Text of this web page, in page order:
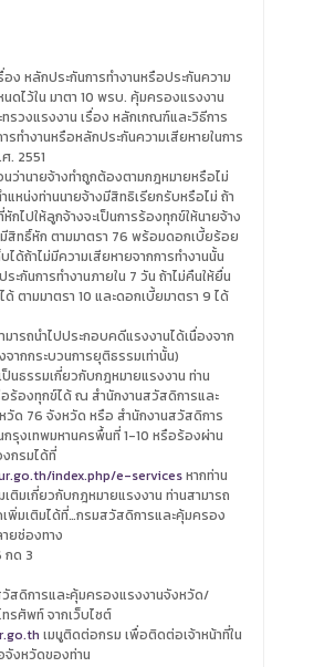
ง หลักประกันการทำงานหรือประกันความ
ดไว้ใน มาตา 10 พรบ. คุ้มครองแรงงาน
รวงแรงงาน เรื่อง หลักเกณฑ์และวิธีการ
รทำงานหรือหลักประกันความเสียหายในการ
. 2551
านายจ้างทำถูกต้องตามกฎหมายหรือไม่
หน่งท่านนายจ้างมีสิทธิเรียกรับหรือไม่ ถ้า
กไปให้ลูกจ้างจะเป็นการร้องทุกข์ให้นายจ้าง
สิทธิ์หัก ตามมาตรา 76 พร้อมดอกเบี้ยร้อย
ได้ถ้าไม่มีความเสียหายจากการทำงานนั้น
ะกันการทำงานภายใน 7 วัน ถ้าไม่คืนให้ยื่น
ด้ ตามมาตรา 10 และดอกเบี้ยมาตรา 9 ได้
ารถนำไปประกอบคดีแรงงานได้เนื่องจาก
จากกระบวนการยุติธรรมเท่านั้น)
ป็นธรรมเกี่ยวกับกฎหมายแรงงาน ท่าน
ร้องทุกข์ได้ ณ สำนักงานสวัสดิการและ
ด 76 จังหวัด หรือ สำนักงานสวัสดิการ
รุงเทพมหานครพื้นที่ 1-10 หรือร้องผ่าน
กรมได้ที่
index.php/e-servicesหากท่าน
ติมเกี่ยวกับกฎหมายแรงงาน ท่านสามารถ
พิ่มเติมได้ที่…กรมสวัสดิการและคุ้มครอง
ยช่องทาง
กด 3
สดิการและคุ้มครองแรงงานจังหวัด/
รศัพท์ จากเว็บไซต์
เมนูติดต่อกรม เพื่อติดต่อเจ้าหน้าที่ใน
จังหวัดของท่าน